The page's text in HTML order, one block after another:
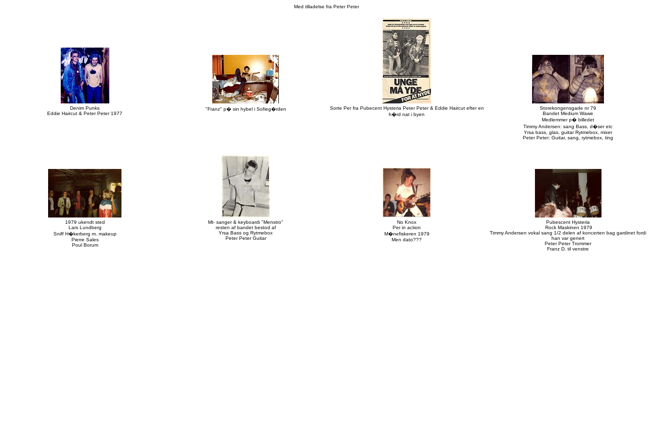
Med tilladelse fra Peter Peter
Denim Punks
Eddie Haircut & Peter Peter 1977
"Franz" p� sin hybel i Sofieg�rden
Sorte Per fra Pubecent Hysteria Peter Peter & Eddie Haircut efter en
h�rd nat i byen
Storekongensgade nr 79
Bandet Medium Wawe
Medlemmer p� billedet
Timmy Andersen: sang Bass, d�ser etc
Yrsa bass, glas, guitar Rytmebox, mixer
Peter Peter: Guitar, sang, rytmebox, ting
1979 ukendt sted
Lars Lundberg
Sniff H�kerberg m. makeup
Pierre Sales
Poul Borum
Mt- sanger & keyboardi "Menstro"
resten af bandet bestod af
Yrsa Bass og Rytmebox
Peter Peter Guitar
No Knox
Per in action
M�nefiskeren 1979
Men dato???
Pubescent Hysteria
Rock Maskinen 1979
Timmy Andersen vokal sang 1/2 delen af koncerten bag gardinet fordi
han var genert
Peter Peter Trommer
Franz D. til venstre